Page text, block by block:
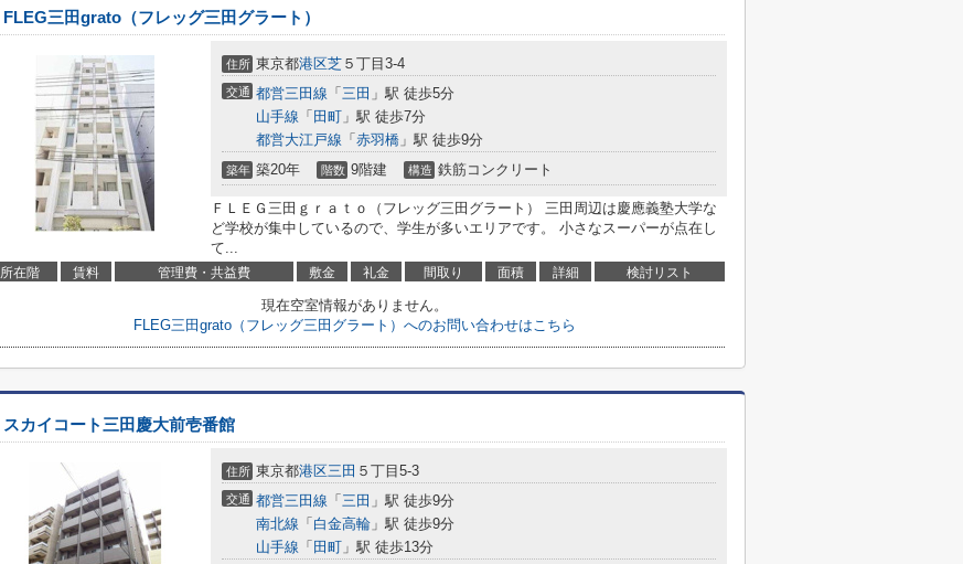
FLEG三田grato（フレッグ三田グラート）
住所 東京都港区芝 ５丁目3-4
交通 都営三田線 「 三田 」駅 徒歩5分
山手線 「 田町 」駅 徒歩7分
都営大江戸線 「 赤羽橋 」駅 徒歩9分
築年 築20年 階数 9階建 構造 鉄筋コンクリート
ＦＬＥＧ三田ｇｒａｔｏ（フレッグ三田グラート） 三田周辺は慶應義塾大学な
ど学校が集中しているので、学生が多いエリアです。 小さなスーパーが点在し
て...
所在階 賃料 管理費・共益費 敷金 礼金 間取り 面積 詳細 検討リスト
現在空室情報がありません。
FLEG三田grato（フレッグ三田グラート）へのお問い合わせはこちら
スカイコート三田慶大前壱番館
住所 東京都港区三田 ５丁目5-3
交通 都営三田線 「 三田 」駅 徒歩9分
南北線 「 白金高輪 」駅 徒歩9分
山手線 「 田町 」駅 徒歩13分